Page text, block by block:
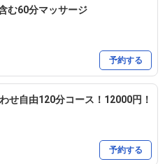
む60分マッサージ
予約する
せ自由120分コース！12000円！
予約する